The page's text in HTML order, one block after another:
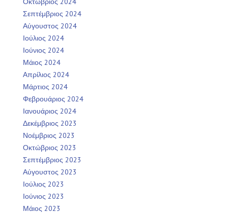
Σεπτέμβριος 2024
Αύγουστος 2024
Ιούλιος 2024
Ιούνιος 2024
Μάιος 2024
Απρίλιος 2024
Μάρτιος 2024
Φεβρουάριος 2024
Ιανουάριος 2024
Δεκέμβριος 2023
Νοέμβριος 2023
Οκτώβριος 2023
Σεπτέμβριος 2023
Αύγουστος 2023
Ιούλιος 2023
Ιούνιος 2023
Μάιος 2023